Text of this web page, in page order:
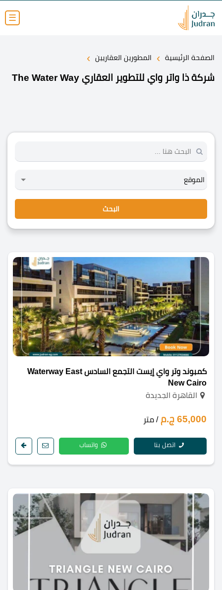
☰
الصفحة الرئيسية › المطورين العقاريين ›
شركة ذا واتر واي للتطوير العقاري The Water Way
البحث
كمبوند وتر واي إيست التجمع السادس Waterway East
New Cairo
القاهرة الجديدة
65,000 ج.م / متر
اتصل بنا واتساب